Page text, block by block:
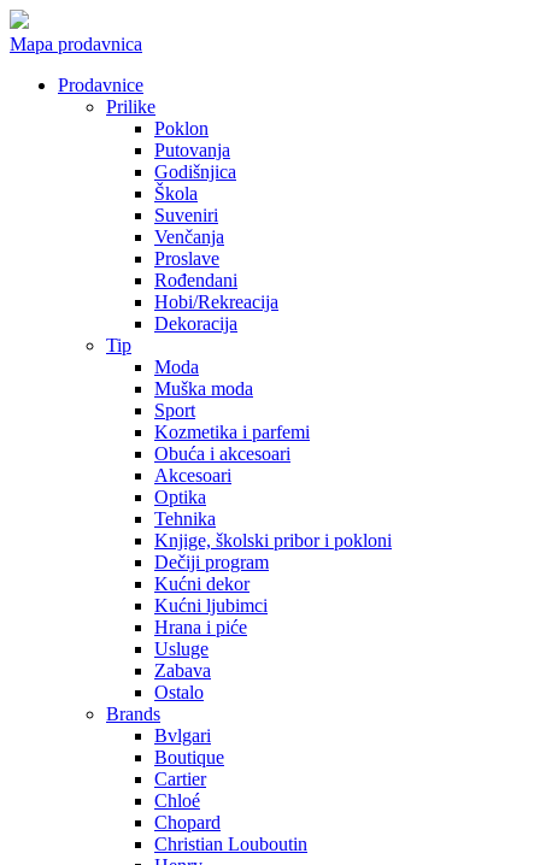
Mapa prodavnica
Prodavnice
Prilike
Poklon
Putovanja
Godišnjica
Škola
Suveniri
Venčanja
Proslave
Rođendani
Hobi/Rekreacija
Dekoracija
Tip
Moda
Muška moda
Sport
Kozmetika i parfemi
Obuća i akcesoari
Akcesoari
Optika
Tehnika
Knjige, školski pribor i pokloni
Dečiji program
Kućni dekor
Kućni ljubimci
Hrana i piće
Usluge
Zabava
Ostalo
Brands
Bvlgari
Boutique
Cartier
Chloé
Chopard
Christian Louboutin